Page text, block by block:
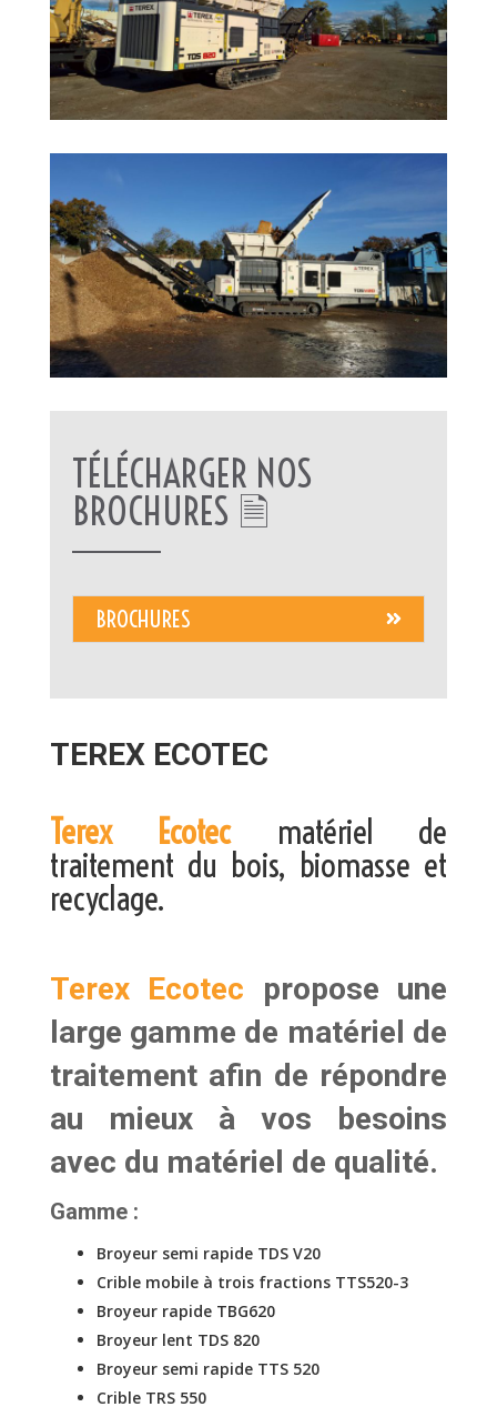
TÉLÉCHARGER NOS
BROCHURES 🗎
BROCHURES
TEREX ECOTEC
Terex Ecotecmatériel de
traitement du bois, biomasse et
recyclage.
Terex Ecotec
propose une
large gamme de matériel de
traitement afin de répondre
au mieux à vos besoins
avec du matériel de qualité.
Gamme :
Broyeur semi rapide TDS V20
Crible mobile à trois fractions TTS520-3
Broyeur rapide TBG620
Broyeur lent TDS 820
Broyeur semi rapide TTS 520
Crible TRS 550